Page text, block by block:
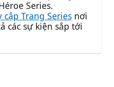
Series.
cập Trang Seriesnơi
các sự kiện sắp tới